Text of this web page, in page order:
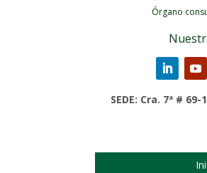
Órgano
SEDE: Cra. 7ª #